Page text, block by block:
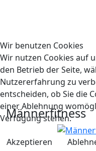
Männerfitness
Wir benutzen Cookies
Wir nutzen Cookies auf
den Betrieb der Seite,
Nutzererfahrung zu
entscheiden, ob Sie die
einer Ablehnung
Verfügung stehen.
Akzeptieren